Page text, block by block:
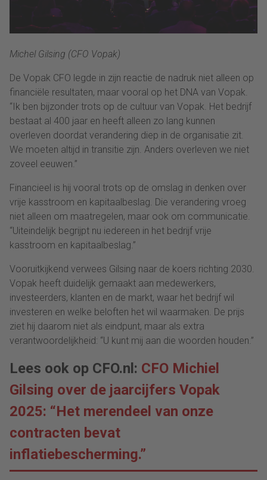
Michel Gilsing (CFO Vopak)
De Vopak CFO legde in zijn reactie de nadruk niet alleen op
financiële resultaten, maar vooral op het DNA van Vopak.
“Ik ben bijzonder trots op de cultuur van Vopak. Het bedrijf
bestaat al 400 jaar en heeft alleen zo lang kunnen
overleven doordat verandering diep in de organisatie zit.
We moeten altijd in transitie zijn. Anders overleven we niet
zoveel eeuwen.”
Financieel is hij vooral trots op de omslag in denken over
vrije kasstroom en kapitaalbeslag. Die verandering vroeg
niet alleen om maatregelen, maar ook om communicatie.
“Uiteindelijk begrijpt nu iedereen in het bedrijf vrije
kasstroom en kapitaalbeslag.”
Vooruitkijkend verwees Gilsing naar de koers richting 2030.
Vopak heeft duidelijk gemaakt aan medewerkers,
investeerders, klanten en de markt, waar het bedrijf wil
investeren en welke beloften het wil waarmaken. De prijs
ziet hij daarom niet als eindpunt, maar als extra
verantwoordelijkheid: “U kunt mij aan die woorden houden.”
Lees ook op CFO.nl: CFO Michiel
Gilsing over de jaarcijfers Vopak
2025: “Het merendeel van onze
contracten bevat
inflatiebescherming.”